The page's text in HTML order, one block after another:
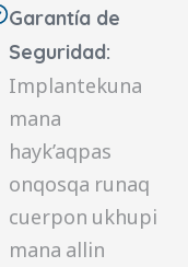
Garantía de
Seguridad:
Implantekuna
mana
hayk’aqpas
onqosqa runaq
cuerpon ukhupi
mana allin